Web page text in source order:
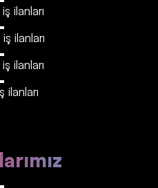
ilanları
ilanları
ilanları
ilanları